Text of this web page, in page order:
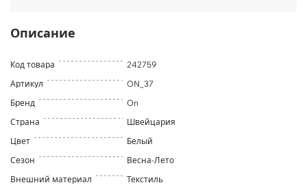
Описание
Код товара
242759
Артикул
ON_37
Бренд
On
Страна
Швейцария
Цвет
Белый
Сезон
Весна-Лето
Внешний материал
Текстиль